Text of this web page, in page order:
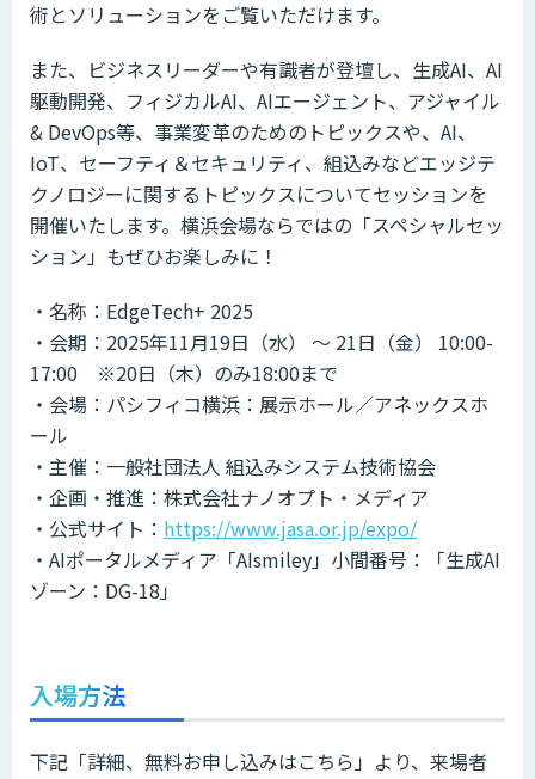
術とソリューションをご覧いただけます。
また、ビジネスリーダーや有識者が登壇し、生成AI、AI
駆動開発、フィジカルAI、AIエージェント、アジャイル
& DevOps等、事業変革のためのトピックスや、AI、
IoT、セーフティ＆セキュリティ、組込みなどエッジテ
クノロジーに関するトピックスについてセッションを
開催いたします。横浜会場ならではの「スペシャルセッ
ション」もぜひお楽しみに！
・名称：EdgeTech+ 2025
・会期：2025年11月19日 （水） 〜 21日 （金）
10:00-
17:00 ※20日 （木） のみ18:00まで
・会場：パシフィコ横浜：展示ホール／アネックスホ
ール
・主催：一般社団法人 組込みシステム技術協会
・企画・推進：株式会社ナノオプト・メディア
・公式サイト： https://www.jasa.or.jp/expo/
・AIポータルメディア「AIsmiley」小間番号：「生成AI
ゾーン：DG-18」
入場方法
下記「詳細、無料お申し込みはこちら」より、来場者